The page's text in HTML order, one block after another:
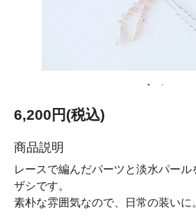
6,200円(税込)
商品説明
レースで編んだパーツと淡水パー
ザシです。
素朴な雰囲気なので、日常の装いに